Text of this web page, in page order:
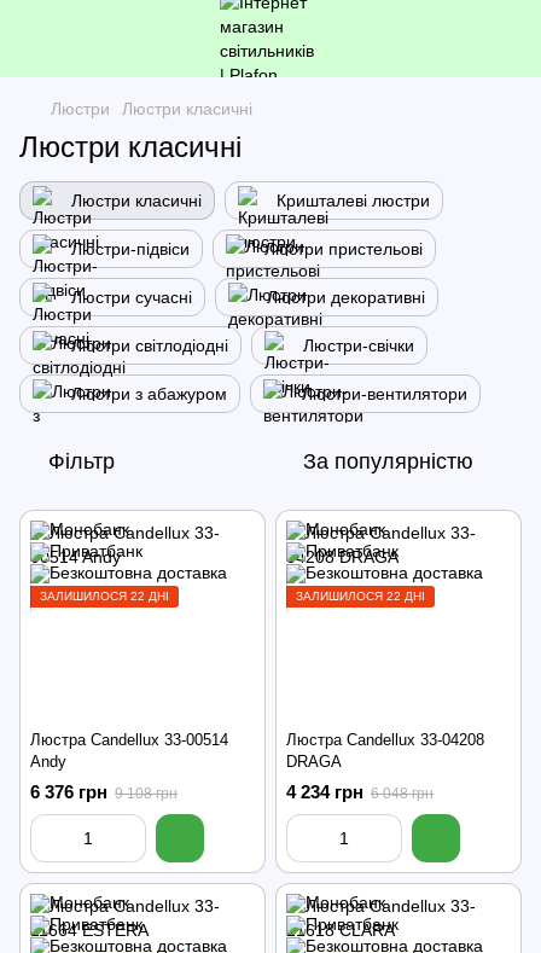
Люстри Люстри класичні
Люстри класичні
Люстри класичні Кришталеві люстри
Люстри-підвіси Люстри пристельові
Люстри сучасні Люстри декоративні
Люстри світлодіодні Люстри-свічки
Люстри з абажуром Люстри-вентилятори
Фільтр За популярністю
ЗАЛИШИЛОСЯ 22 ДНІ
Люстра Candellux 33-00514
Andy
6 376 грн 9 108 грн
ЗАЛИШИЛОСЯ 22 ДНІ
Люстра Candellux 33-04208
DRAGA
4 234 грн 6 048 грн